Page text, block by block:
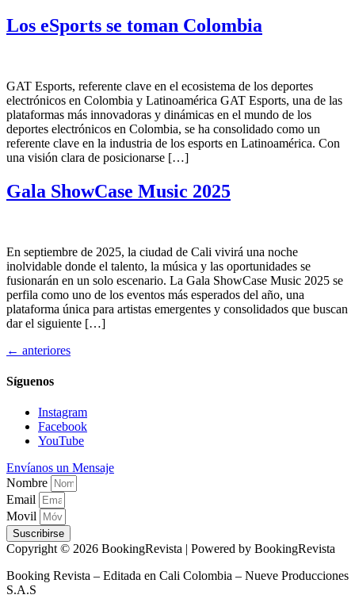
Los eSports se toman Colombia
GAT Esports, referente clave en el ecosistema de los deportes
electrónicos en Colombia y Latinoamérica GAT Esports, una de las
plataformas más innovadoras y dinámicas en el mundo de los
deportes electrónicos en Colombia, se ha consolidado como un
referente clave en la industria de los esports en Latinoamérica. Con
una visión clara de posicionarse […]
Gala ShowCase Music 2025
En septiembre de 2025, la ciudad de Cali vivirá una noche
inolvidable donde el talento, la música y las oportunidades se
fusionarán en un solo escenario. La Gala ShowCase Music 2025 se
perfila como uno de los eventos más esperados del año, una
plataforma única para artistas emergentes y consolidados que buscan
dar el siguiente […]
← anteriores
Síguenos
Instagram
Facebook
YouTube
Envíanos un Mensaje
Nombre
Email
Movil
Suscribirse
Copyright © 2026 BookingRevista | Powered by BookingRevista
Booking Revista – Editada en Cali Colombia – Nueve Producciones
S.A.S